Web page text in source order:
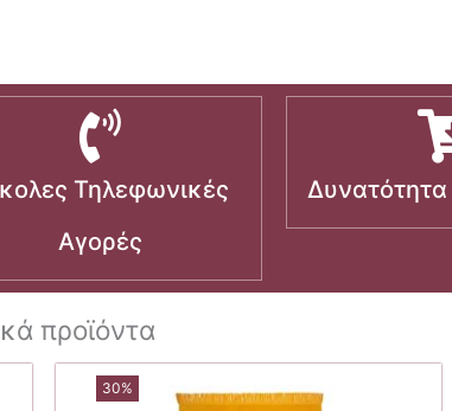
Τηλεφωνικές
Αγορές
προϊόντα
30%